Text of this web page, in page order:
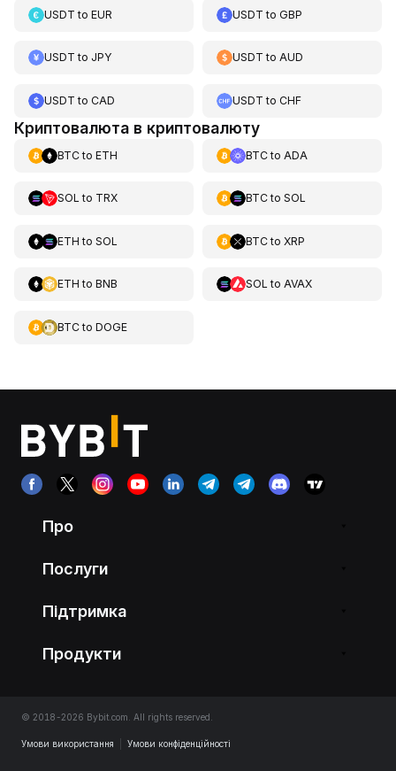
USDT to EUR USDT toGBP
USDT to JPY USDT toAUD
USDT to CAD USDT toCHF
Криптовалюта в криптовалюту
BTCto ETH BTCto ADA
SOL to TRX BTCto SOL
ETH to SOL BTCto XRP
ETH to BNB SOL to AVAX
BTCto DOGE
Про
Послуги
Підтримка
Продукти
© 2018-2026 Bybit.com. All rights reserved.
Умови використання Умови конфіденційності